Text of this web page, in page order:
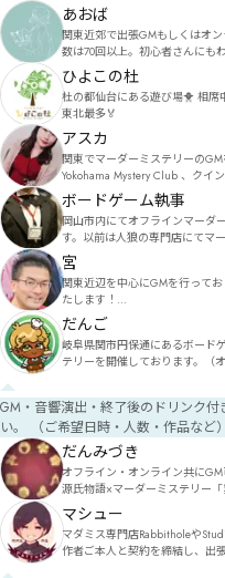
お問い合わせはTwitterDMまで
・Mystery Party in the Boxシリーズ
・Murder Mystery Miniシリーズ
・MYSTERY&ADVENTURE BOX
・ペーパーヒーローズ
・ダーウィンの忘れもの
・ラヴァブルディアトリックス
・このミステリーは王道すぎる
あおば
関東近郊で出張GMもしくはオ
数は70回以上。初心者さんにも
す。出張ＧＭはシナリオ代＋交
ンＧＭはシナリオ代＋1人500円
平日・土日ともに対応可能なの
ひよこの杜
杜の都仙台にある遊び場🐥 相席
東北最多🏅
アスカ
関東でマーダーミステリーのGM
Yokohama Mystery Club 、クイ
コ所属。個人GMとしても活動
リー「アマリッツァの悲劇」を
多く取り扱っていますので、フ
体験がお好きな方は是非一度い
す。
ボードゲーム執事
岡山市内にてオフラインマーダ
す。以前は人狼の専門店にてマ
仕切っておりました。
現在は月1回主催イベントの他出
グループSNE作品は網羅してお
ム回し)のアドバイスも出来ます
宮
関東近辺を中心にGMを行って
たします！
経験の浅い方にも安心して楽し
をこころ掛けて公演を行っており
オリジナルマダミス
『され素殺人鬼は静かに微笑む』
『アスペン殺人事件』
https://ameblo.jp/rooms-
や委託作品の『ラムの村』『カ
lily』ほかグループSNE作品も承
だんご
岐阜県関市円保通にあるボード
テリーを開催しております。（
行と説明を心がけております。
どうぞよろしくお願い致します。
GM・音響演出・終了後のドリンク付
い。 （ご希望日時・人数・作品など）
だんみづき
オフライン・オンライン共にGM
源氏物語×マーダーミステリー
ナリオ・原案・監修を担当しまし
上記シナリオの作者GMをご希望
の着用も可能です。
マシュー
マダミス専門店Rabbitholeや
作者ご本人と契約を締結し、出